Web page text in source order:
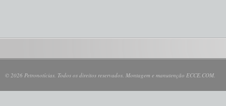
© 2026 Petronotícias. Todos os direitos reservados. Montagem e manutenção ECCE.COM.